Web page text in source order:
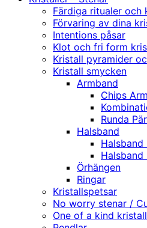
Färdiga ritualer och
Förvaring av dina
Intentions påsar
Klot och fri form
Kristall pyramider
Kristall smycken
Armband
Chips
Runda
Halsband
Örhängen
Ringar
Kristallspetsar
No worry stenar /
One of a kind